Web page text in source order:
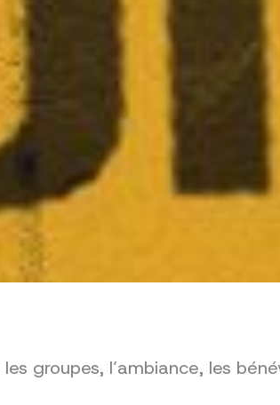
groupes, l’ambiance, les